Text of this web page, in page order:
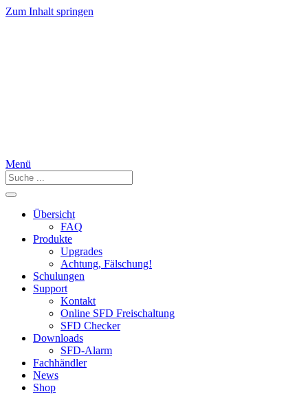
Zum Inhalt springen
Menü
Übersicht
FAQ
Produkte
Upgrades
Achtung, Fälschung!
Schulungen
Support
Kontakt
Online SFD Freischaltung
SFD Checker
Downloads
SFD-Alarm
Fachhändler
News
Shop